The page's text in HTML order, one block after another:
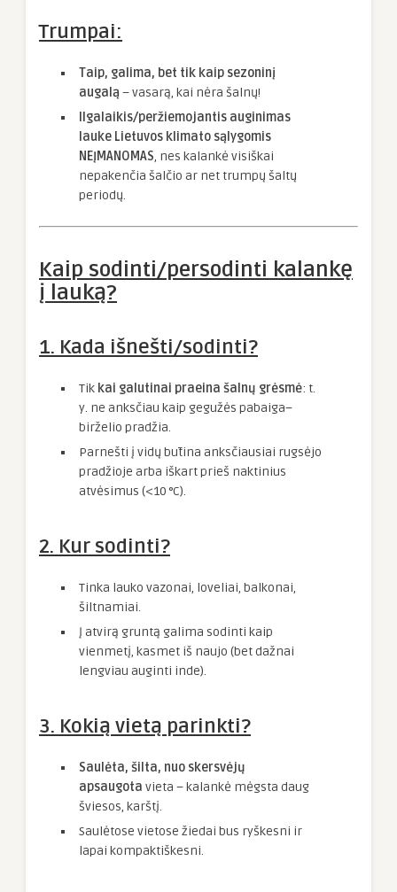
Trumpai:
Taip, galima, bet tik kaip sezoninį
augalą – vasarą, kai nėra šalnų!
Ilgalaikis/peržiemojantis auginimas
lauke Lietuvos klimato sąlygomis
NEĮMANOMAS, nes kalankė visiškai
nepakenčia šalčio ar net trumpų šaltų
periodų.
Kaip sodinti/persodinti kalankę
į lauką?
1. Kada išnešti/sodinti?
Tik kai galutinai praeina šalnų grėsmė: t.
y. ne anksčiau kaip gegužės pabaiga–
birželio pradžia.
Parnešti į vidų būtina anksčiausiai rugsėjo
pradžioje arba iškart prieš naktinius
atvėsimus (<10 °C).
2. Kur sodinti?
Tinka lauko vazonai, loveliai, balkonai,
šiltnamiai.
Į atvirą gruntą galima sodinti kaip
vienmetį, kasmet iš naujo (bet dažnai
lengviau auginti inde).
3. Kokią vietą parinkti?
Saulėta, šilta, nuo skersvėjų
apsaugota vieta – kalankė mėgsta daug
šviesos, karštį.
Saulėtose vietose žiedai bus ryškesni ir
lapai kompaktiškesni.